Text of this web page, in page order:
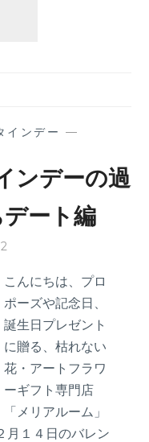
タ
デ
の
過
ご
方】
外
デ
ト
プ
ラ
ン
編
インデー —
ンデーの過
ート編
こんにちは、プロ
ポーズや記念日、
誕生日プレゼント
に贈る、枯れない
花・アートフラワ
ーギフト専門店
「メリアルーム」
月１４日のバレン